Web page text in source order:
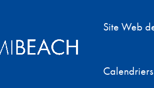
Site Web
Calendriers